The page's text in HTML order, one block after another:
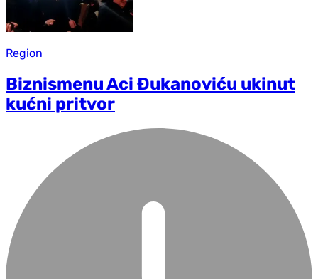
Region
Biznismenu Aci Đukanoviću ukinut
kućni pritvor